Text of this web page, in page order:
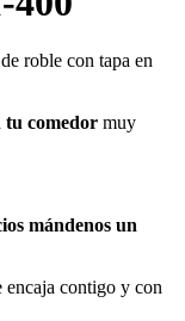
roble con tapa en
tu comedor muy
mándenos un
encaja contigo y con